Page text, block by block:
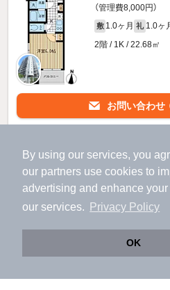
By using our services, you
our partners use cookies to
advertising and enhance
our services.
Privacy Policy
OK
アプリに切り替えて、サク
会員登録なしですぐ使える。
（管理費8,000円）
敷 1.0ヶ月 礼 1.0ヶ
2階 / 1K / 22.68㎡
お問い合わせ
9.8万円
（管理費8,000円）
敷 1.0ヶ月 礼 1.0ヶ月